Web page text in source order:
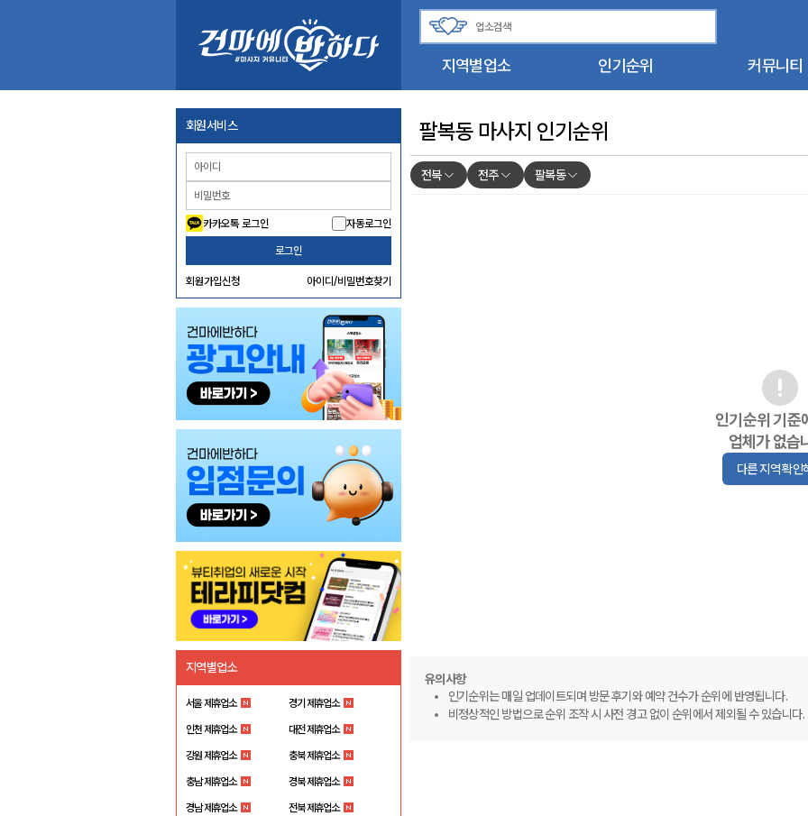
지역별업소 인기순위 커뮤니티
회원서비스
카카오톡 로그인 자동로그인
로그인
회원가입신청 아이디/비밀번호찾기
지역별업소
서울 제휴업소 경기 제휴업소
인천 제휴업소 대전 제휴업소
강원 제휴업소 충북 제휴업소
충남 제휴업소 경북 제휴업소
경남 제휴업소 전북 제휴업소
팔복동 마사지 인기순위
전북 전주 팔복동
인기순위 기준
업체가 없습
다른 지역 확인
유의사항
인기순위는 매일 업데이트되며 방문 후기와 예약 건수가 순위에 반영됩니다.
비정상적인 방법으로 순위 조작 시 사전 경고 없이 순위에서 제외될 수 있습니다.